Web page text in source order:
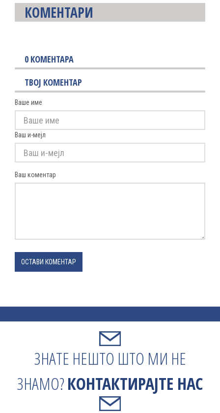
КОМЕНТАРИ
0 КОМЕНТАРА
ТВОЈ КОМЕНТАР
Ваше име
Ваш и-мејл
Ваш коментар
ОСТАВИ КОМЕНТАР
ЗНАТЕ НЕШТО ШТО МИ НЕ
ЗНАМО?КОНТАКТИРАЈТЕ НАС